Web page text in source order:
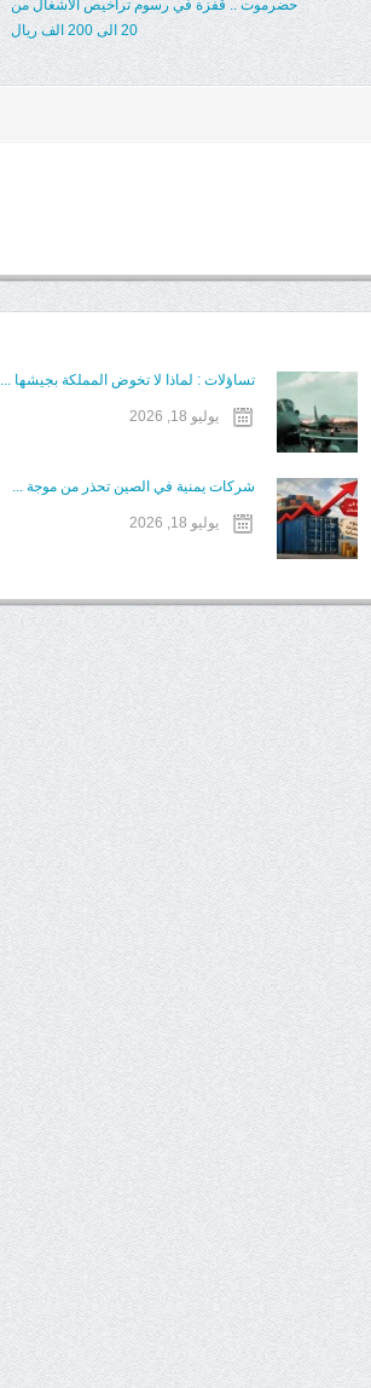
حضرموت .. قفزة في رسوم تراخيص الأشغال من
20 الى 200 الف ريال
تساؤلات : لماذا لا تخوض المملكة بجيشها ...
يوليو 18, 2026
شركات يمنية في الصين تحذر من موجة ...
يوليو 18, 2026